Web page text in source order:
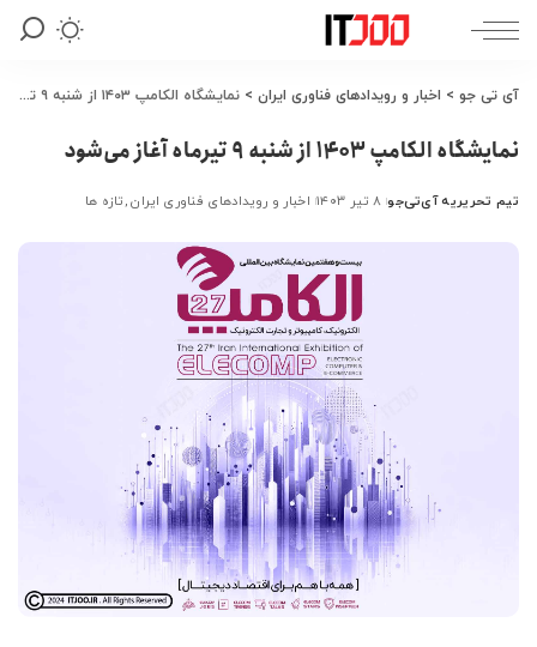
آی تی جو > اخبار و رویدادهای فناوری ایران > نمایشگاه الکامپ ۱۴۰۳ از شنبه ۹ تیرماه آغاز می‌شود
نمایشگاه الکامپ ۱۴۰۳ از شنبه ۹ تیرماه آغاز می‌شود
ارسال
تیم تحریریه آی‌تی‌جو ۸ تیر ۱۴۰۳ اخبار و رویدادهای فناوری ایران تازه ها